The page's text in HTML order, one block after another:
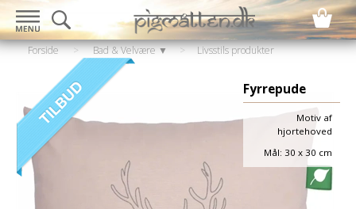
Forside > Bad & Velvære ▼ >
Livsstils produkter
Puder
Fyrrepude
Motiv af
hjortehoved
Mål: 30 x 30 cm